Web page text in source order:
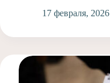
17 февраля, 2026